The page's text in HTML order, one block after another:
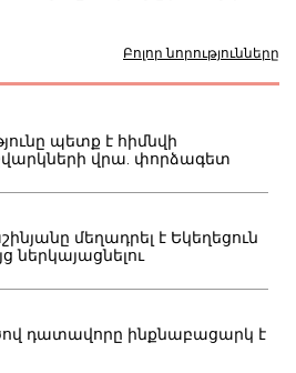
Բոլոր նորությունները
պետք է հիմնվի
վրա. փորձագետ
մեղադրել է Եկեղեցուն
ներկայացնելու
դատավորը ինքնաբացարկ է
Բաքվում. 5 հայ ըմբիշ
Մանուկյանը դիմել է